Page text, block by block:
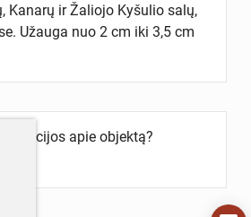
Kanarų ir Žaliojo Kyšulio salų,
Užauga nuo 2 cm iki 3,5 cm
apie objektą?